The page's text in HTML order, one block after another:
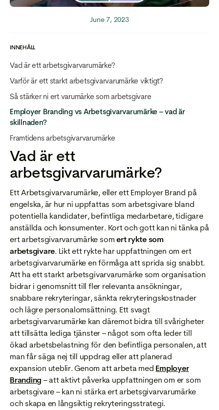
June 7, 2023
INNEHÅLL
Vad är ett arbetsgivarvarumärke?
Varför är ett starkt arbetsgivarvarumärke viktigt?
Så stärker ni ert varumärke som arbetsgivare
Employer Branding vs Arbetsgivarvarumärke – vad är
skillnaden?
Framtidens arbetsgivarvarumärke
Vad är ett
arbetsgivarvarumärke?
Ett Arbetsgivarvarumärke, eller ett Employer Brand på
engelska, är hur ni uppfattas som arbetsgivare bland
potentiella kandidater, befintliga medarbetare, tidigare
anställda och konsumenter. Kort och gott kan ni tänka på
ert arbetsgivarvarumärke somert rykte som
arbetsgivare. Likt ett rykte har uppfattningen om ert
arbetsgivarvarumärke en förmåga att sprida sig snabbt.
Att ha ett starkt arbetsgivarvarumärke som organisation
bidrar i genomsnitt till fler relevanta ansökningar,
snabbare rekryteringar, sänkta rekryteringskostnader
och lägre personalomsättning. Ett svagt
arbetsgivarvarumärke kan däremot bidra till svårigheter
att tillsätta lediga tjänster – något som ofta leder till
ökad arbetsbelastning för den befintliga personalen, att
man får säga nej till uppdrag eller att planerad
expansion uteblir. Genom att arbeta med Employer
Branding – att aktivt påverka uppfattningen om er som
arbetsgivare – kan ni stärka ert arbetsgivarvarumärke
och skapa en långsiktig rekryteringsstrategi.